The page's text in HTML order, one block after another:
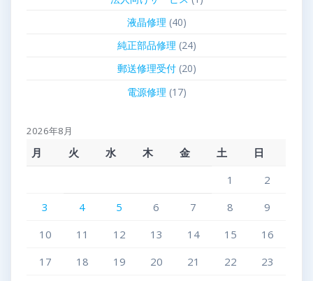
液晶修理 (40)
純正部品修理 (24)
郵送修理受付(20)
電源修理 (17)
2026年8月
月 火 水 木 金 土
日
1
2
3
4 5 6 7 8
9
10
11 12 13 14 15
16
17
18 19 20 21 22
23